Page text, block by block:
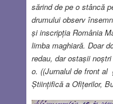
sărind de pe o stâncă
drumului observ
și inscripția România
limba maghiară. Doar
redau, dar ostașii
o. ((Jurnalul de front
Științifică a Ofițerilor,